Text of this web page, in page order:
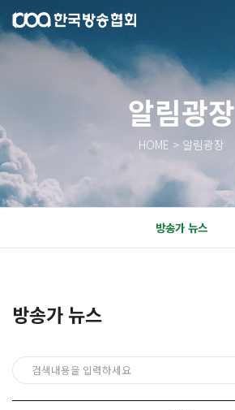
알림광장
HOME > 알림광장
방송가 뉴스
방송가 뉴스